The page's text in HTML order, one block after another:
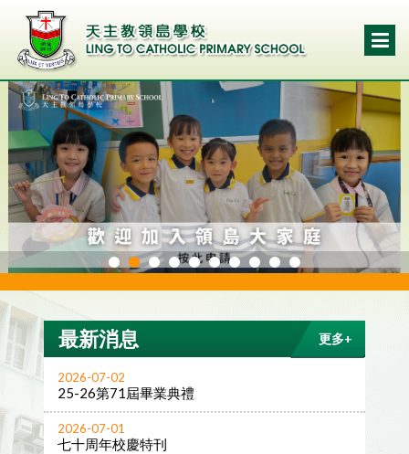
最新消息
2026-07-02
25-26第71屆畢業典禮
2026-07-01
七十周年校慶特刊
更多+